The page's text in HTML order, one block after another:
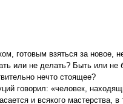
готовым взяться за новое,
или не делать? Быть или не
нечто стоящее?
говорил: «человек,
и всякого мастерства,